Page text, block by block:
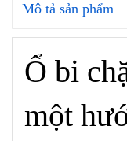
Mô tả sản phẩm
Ổ bi
một